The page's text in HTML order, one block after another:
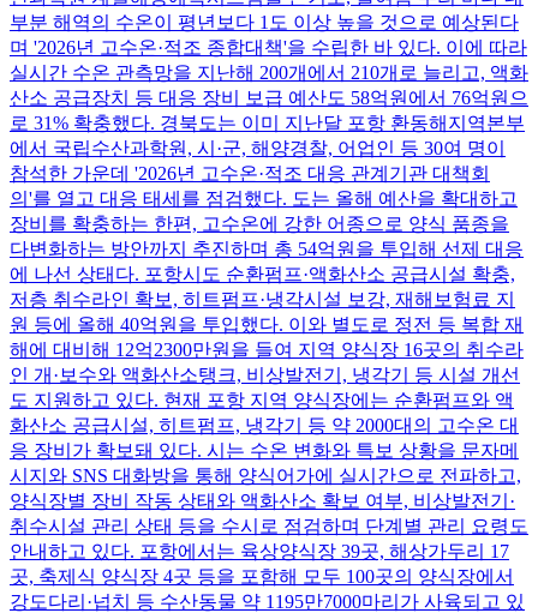
부분 해역의 수온이 평년보다 1도 이상 높을 것으로 예상된다
며 '2026년 고수온·적조 종합대책'을 수립한 바 있다. 이에 따라
실시간 수온 관측망을 지난해 200개에서 210개로 늘리고, 액화
산소 공급장치 등 대응 장비 보급 예산도 58억원에서 76억원으
로 31% 확충했다. 경북도는 이미 지난달 포항 환동해지역본부
에서 국립수산과학원, 시·군, 해양경찰, 어업인 등 30여 명이
참석한 가운데 '2026년 고수온·적조 대응 관계기관 대책회
의'를 열고 대응 태세를 점검했다. 도는 올해 예산을 확대하고
장비를 확충하는 한편, 고수온에 강한 어종으로 양식 품종을
다변화하는 방안까지 추진하며 총 54억원을 투입해 선제 대응
에 나선 상태다. 포항시도 순환펌프·액화산소 공급시설 확충,
저층 취수라인 확보, 히트펌프·냉각시설 보강, 재해보험료 지
원 등에 올해 40억원을 투입했다. 이와 별도로 정전 등 복합 재
해에 대비해 12억2300만원을 들여 지역 양식장 16곳의 취수라
인 개·보수와 액화산소탱크, 비상발전기, 냉각기 등 시설 개선
도 지원하고 있다. 현재 포항 지역 양식장에는 순환펌프와 액
화산소 공급시설, 히트펌프, 냉각기 등 약 2000대의 고수온 대
응 장비가 확보돼 있다. 시는 수온 변화와 특보 상황을 문자메
시지와 SNS 대화방을 통해 양식어가에 실시간으로 전파하고,
양식장별 장비 작동 상태와 액화산소 확보 여부, 비상발전기·
취수시설 관리 상태 등을 수시로 점검하며 단계별 관리 요령도
안내하고 있다. 포항에서는 육상양식장 39곳, 해상가두리 17
곳, 축제식 양식장 4곳 등을 포함해 모두 100곳의 양식장에서
강도다리·넙치 등 수산동물 약 1195만7000마리가 사육되고 있